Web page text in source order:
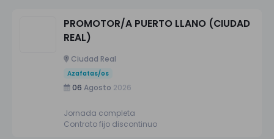
PROMOTOR/A PUERTO LLANO (CIUDAD
REAL)
Ciudad Real
Azafatas/os
06 Agosto 2026
Jornada completa
Contrato fijo discontinuo